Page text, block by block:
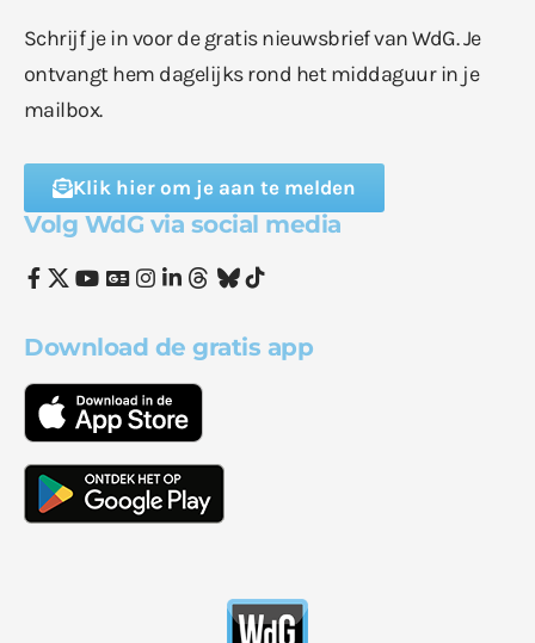
Schrijf je in voor de gratis nieuwsbrief van WdG. Je
ontvangt hem dagelijks rond het middaguur in je
mailbox.
Klik hier om je aan te melden
Volg WdG via social media
Download de gratis app